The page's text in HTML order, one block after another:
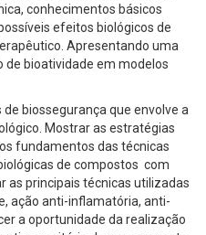
conhecimentos básicos
efeitos biológicos de
Apresentando uma
de bioatividade em modelos
biossegurança que envolve a
Mostrar as estratégias
fundamentos das técnicas
de compostos com
as principais técnicas utilizadas
ação anti-inflamatória, anti-
a oportunidade da realização